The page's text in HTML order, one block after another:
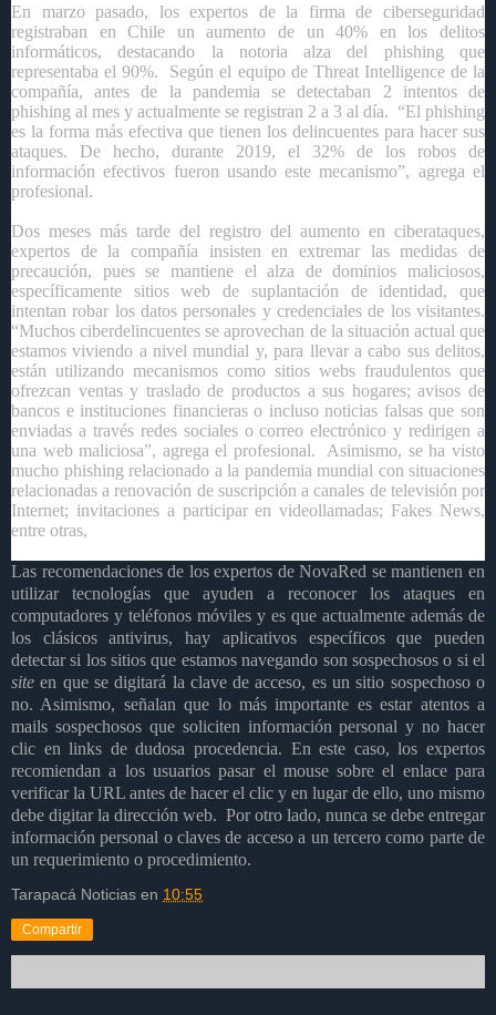
En marzo pasado, los expertos de la firma de ciberseguridad
registraban en Chile un aumento de un 40% en los delitos
informáticos, destacando la notoria alza del phishing que
representaba el 90%. Según el equipo de Threat Intelligence de la
compañía, antes de la pandemia se detectaban 2 intentos de
phishing al mes y actualmente se registran 2 a 3 al día. “El phishing
es la forma más efectiva que tienen los delincuentes para hacer sus
ataques. De hecho, durante 2019, el 32% de los robos de
información efectivos fueron usando este mecanismo”, agrega el
profesional.
Dos meses más tarde del registro del aumento en ciberataques,
expertos de la compañía insisten en extremar las medidas de
precaución, pues se mantiene el alza de dominios maliciosos,
específicamente sitios web de suplantación de identidad, que
intentan robar los datos personales y credenciales de los visitantes.
“Muchos ciberdelincuentes se aprovechan de la situación actual que
estamos viviendo a nivel mundial y, para llevar a cabo sus delitos,
están utilizando mecanismos como sitios webs fraudulentos que
ofrezcan ventas y traslado de productos a sus hogares; avisos de
bancos e instituciones financieras o incluso noticias falsas que son
enviadas a través redes sociales o correo electrónico y redirigen a
una web maliciosa”, agrega el profesional. Asimismo, se ha visto
mucho phishing relacionado a la pandemia mundial con situaciones
relacionadas a renovación de suscripción a canales de televisión por
Internet; invitaciones a participar en videollamadas; Fakes News,
entre otras,
Las recomendaciones de los expertos de NovaRed se mantienen en
utilizar tecnologías que ayuden a reconocer los ataques en
computadores y teléfonos móviles y es que actualmente además de
los clásicos antivirus, hay aplicativos específicos que pueden
detectar si los sitios que estamos navegando son sospechosos o si el
site en que se digitará la clave de acceso, es un sitio sospechoso o
no. Asimismo, señalan que lo más importante es estar atentos a
mails sospechosos que soliciten información personal y no hacer
clic en links de dudosa procedencia. En este caso, los expertos
recomiendan a los usuarios pasar el mouse sobre el enlace para
verificar la URL antes de hacer el clic y en lugar de ello, uno mismo
debe digitar la dirección web. Por otro lado, nunca se debe entregar
información personal o claves de acceso a un tercero como parte de
un requerimiento o procedimiento.
Tarapacá Noticias en 10:55
Compartir